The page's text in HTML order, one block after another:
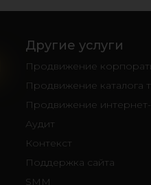
Другие услуги
Продвижение
Продвижение каталога
Продвижение интернет-
Аудит
Контекст
Поддержка сайта
SMM